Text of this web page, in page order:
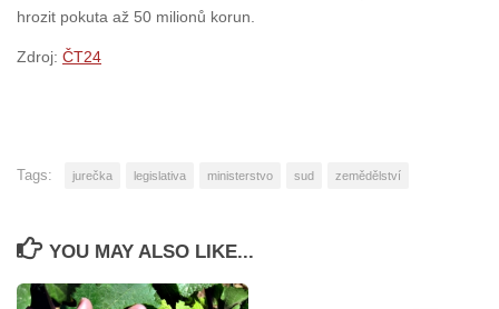
hrozit pokuta až 50 milionů korun.
Zdroj: ČT24
Tags: jurečka legislativa ministerstvo sud zemědělství
YOU MAY ALSO LIKE...